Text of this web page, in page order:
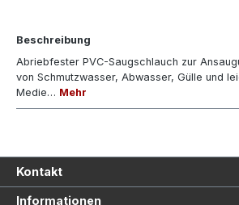
Beschreibung
Abriebfester PVC-Saugschlauch zur
von Schmutzwasser, Abwasser, Gülle und
Medie… Mehr
Kontakt
Informationen